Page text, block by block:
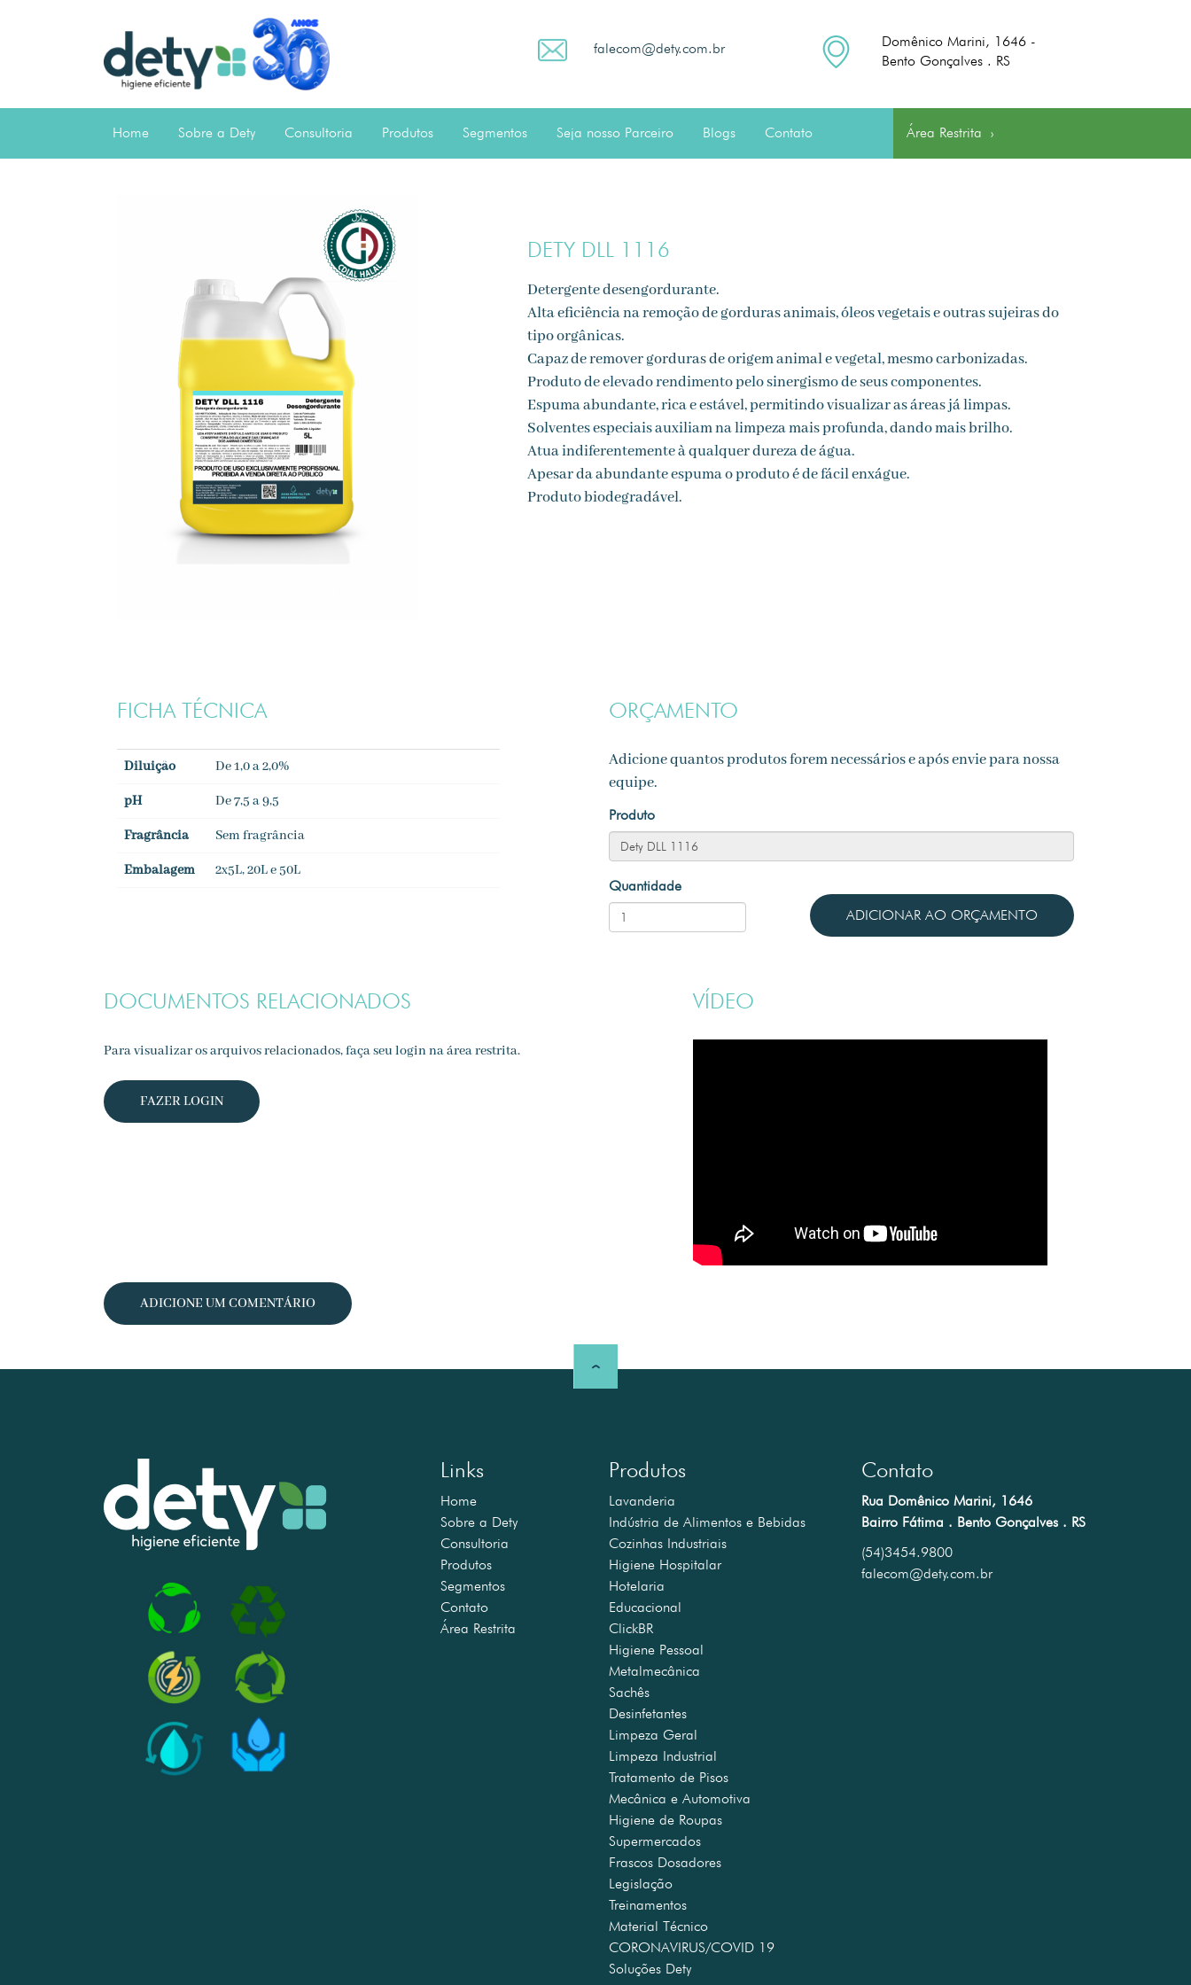
falecom@dety.com.br
Domênico Marini, 1646 -
Bento Gonçalves . RS
Home Sobre a Dety Consultoria Produtos Segmentos Seja nosso Parceiro Blogs Contato Área Restrita ›
DETY DLL 1116
Detergente desengordurante.
Alta eficiência na remoção de gorduras animais, óleos vegetais e outras sujeiras do
tipo orgânicas.
Capaz de remover gorduras de origem animal e vegetal, mesmo carbonizadas.
Produto de elevado rendimento pelo sinergismo de seus componentes.
Espuma abundante, rica e estável, permitindo visualizar as áreas já limpas.
Solventes especiais auxiliam na limpeza mais profunda, dando mais brilho.
Atua indiferentemente à qualquer dureza de água.
Apesar da abundante espuma o produto é de fácil enxágue.
Produto biodegradável.
FICHA TÉCNICA
Diluição De 1,0 a 2,0%
pH De 7,5 a 9,5
Fragrância Sem fragrância
Embalagem 2x5L, 20L e 50L
ORÇAMENTO
Adicione quantos produtos forem necessários e após envie para nossa
equipe.
Produto
Quantidade
DOCUMENTOS RELACIONADOS
Para visualizar os arquivos relacionados, faça seu login na área restrita.
FAZER LOGIN
VÍDEO
ADICIONE UM COMENTÁRIO
Links
Home
Sobre a Dety
Consultoria
Produtos
Segmentos
Contato
Área Restrita
Produtos
Lavanderia
Indústria de Alimentos e Bebidas
Cozinhas Industriais
Higiene Hospitalar
Hotelaria
Educacional
ClickBR
Higiene Pessoal
Metalmecânica
Sachês
Desinfetantes
Limpeza Geral
Limpeza Industrial
Tratamento de Pisos
Mecânica e Automotiva
Higiene de Roupas
Supermercados
Frascos Dosadores
Legislação
Treinamentos
Material Técnico
CORONAVIRUS/COVID 19
Soluções Dety
Contato
Rua Domênico Marini, 1646
Bairro Fátima . Bento Gonçalves . RS
(54)3454.9800
falecom@dety.com.br